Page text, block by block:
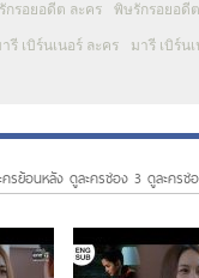
กรอยอดีต ละคร พิษรักรอยอดี
รี เบิร์นเนอร์ ละคร มารี เบิร์น
ครย้อนหลัง ดูละครช่อง 3 ดูละคร